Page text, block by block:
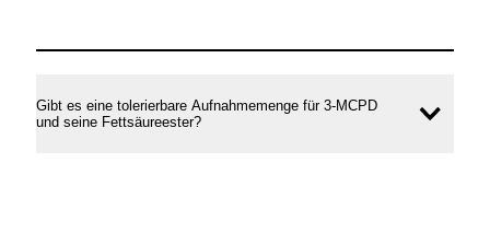
Gibt es eine tolerierbare Aufnahmemenge für 3-MCPD
und seine Fettsäureester?